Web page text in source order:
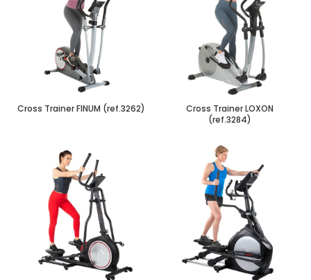
Cross Trainer FINUM (ref.3262)
Cross Trainer LOXON
(ref.3284)